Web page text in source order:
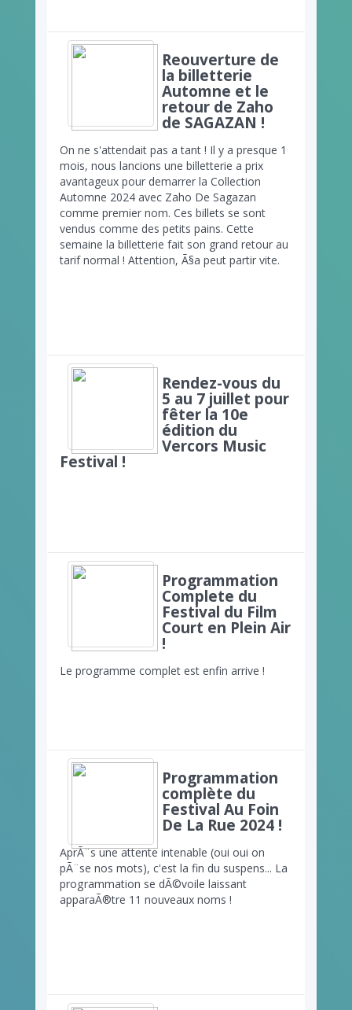
Reouverture de
la billetterie
Automne et le
retour de Zaho
de SAGAZAN !
On ne s'attendait pas a tant ! Il y a presque 1
mois, nous lancions une billetterie a prix
avantageux pour demarrer la Collection
Automne 2024 avec Zaho De Sagazan
comme premier nom. Ces billets se sont
vendus comme des petits pains. Cette
semaine la billetterie fait son grand retour au
tarif normal ! Attention, Ã§a peut partir vite.
Rendez-vous du
5 au 7 juillet pour
fêter la 10e
édition du
Vercors Music
Festival !
Programmation
Complete du
Festival du Film
Court en Plein Air
!
Le programme complet est enfin arrive !
Programmation
complète du
Festival Au Foin
De La Rue 2024 !
AprÃ¨s une attente intenable (oui oui on
pÃ¨se nos mots), c'est la fin du suspens... La
programmation se dÃ©voile laissant
apparaÃ®tre 11 nouveaux noms !